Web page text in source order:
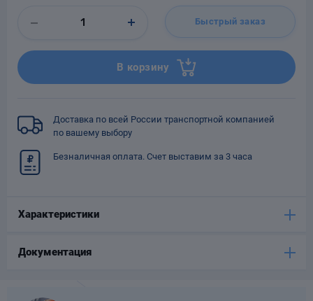
Быстрый заказ
В корзину
Доставка по всей России транспортной компанией
по вашему выбору
Безналичная оплата. Счет выставим за 3 часа
Характеристики
Документация
трубопроводов